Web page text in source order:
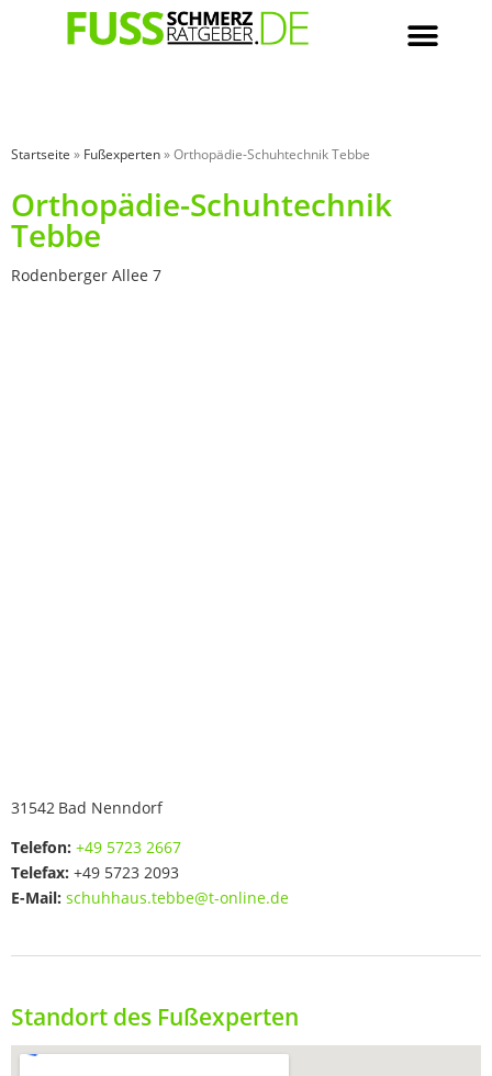
Startseite » Fußexperten»Orthopädie-Schuhtechnik Tebbe
Orthopädie-Schuhtechnik
Tebbe
Rodenberger Allee 7
31542 Bad Nenndorf
Telefon: +49 5723 2667
Telefax: +49 5723 2093
E-Mail: schuhhaus.tebbe@t-online.de
Standort des Fußexperten